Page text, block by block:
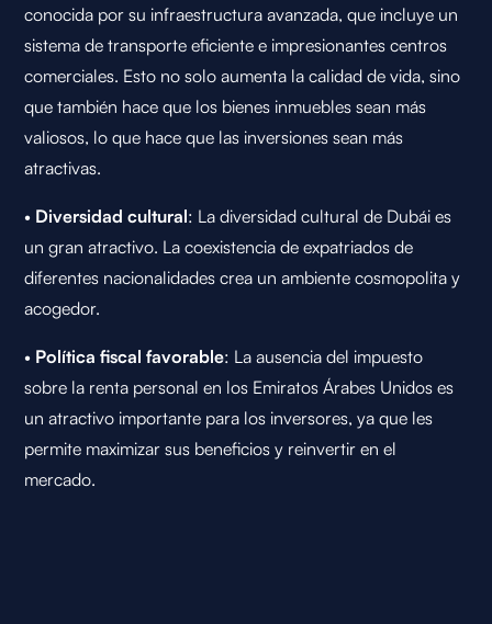
conocida por su infraestructura avanzada, que incluye un
sistema de transporte eficiente e impresionantes centros
comerciales. Esto no solo aumenta la calidad de vida, sino
que también hace que los bienes inmuebles sean más
valiosos, lo que hace que las inversiones sean más
atractivas.
• Diversidad cultural: La diversidad cultural de Dubái es
un gran atractivo. La coexistencia de expatriados de
diferentes nacionalidades crea un ambiente cosmopolita y
acogedor.
• Política fiscal favorable: La ausencia del impuesto
sobre la renta personal en los Emiratos Árabes Unidos es
un atractivo importante para los inversores, ya que les
permite maximizar sus beneficios y reinvertir en el
mercado.